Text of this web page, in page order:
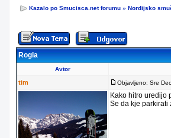
Kazalo po Smucisca.net forumu » Nordijsko
Rogla
Avtor
tim Objavljeno: Sre
Kako hitro uredijo
Se da kje parkirati